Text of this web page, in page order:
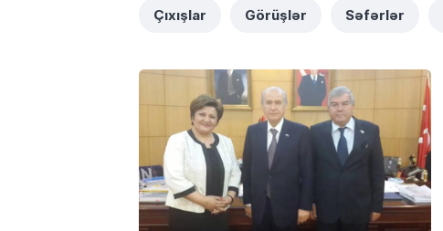
Çıxışlar Görüşlər Səfərlər